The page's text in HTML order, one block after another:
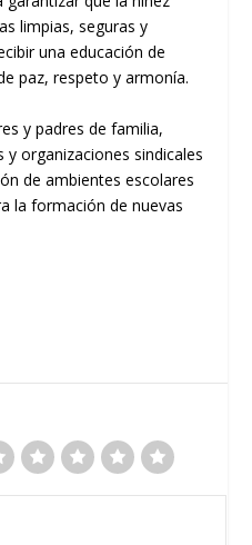
limpias, seguras y
una educación de
paz, respeto y armonía.
y padres de familia,
organizaciones sindicales
de ambientes escolares
la formación de nuevas